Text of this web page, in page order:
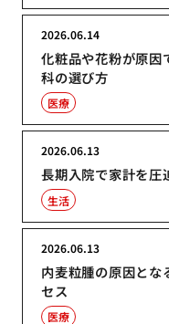
化粧品や花粉が原因
科の選び方
2026.06.14
医療
長期入院で家計を圧
2026.06.13
生活
内麦粒腫の原因とな
セス
2026.06.13
医療